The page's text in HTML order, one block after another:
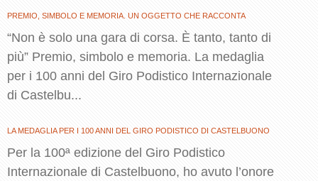
PREMIO, SIMBOLO E MEMORIA. UN OGGETTO CHE RACCONTA
“Non è solo una gara di corsa. È tanto, tanto di
più” Premio, simbolo e memoria. La medaglia
per i 100 anni del Giro Podistico Internazionale
di Castelbu...
LA MEDAGLIA PER I 100 ANNI DEL GIRO PODISTICO DI CASTELBUONO
Per la 100ª edizione del Giro Podistico
Internazionale di Castelbuono, ho avuto l’onore